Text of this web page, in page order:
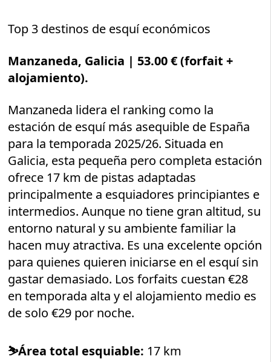
Top 3 destinos de esquí económicos
Manzaneda, Galicia | 53.00 € (forfait +
alojamiento).
Manzaneda lidera el ranking como la
estación de esquí más asequible de España
para la temporada 2025/26. Situada en
Galicia, esta pequeña pero completa estación
ofrece 17 km de pistas adaptadas
principalmente a esquiadores principiantes e
intermedios. Aunque no tiene gran altitud, su
entorno natural y su ambiente familiar la
hacen muy atractiva. Es una excelente opción
para quienes quieren iniciarse en el esquí sin
gastar demasiado. Los forfaits cuestan €28
en temporada alta y el alojamiento medio es
de solo €29 por noche.
⛷️Área total esquiable: 17 km